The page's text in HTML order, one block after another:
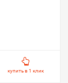
купить в 1 клик